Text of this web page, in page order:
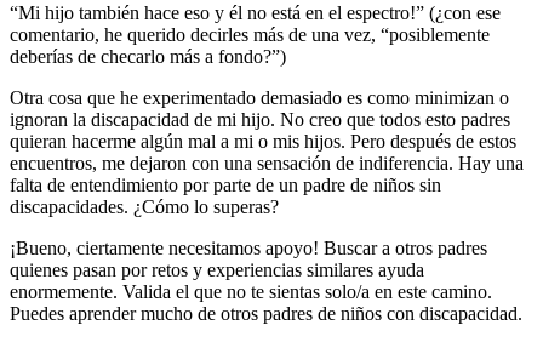
“Mi hijo también hace eso y él no está en el espectro!” (¿con ese
comentario, he querido decirles más de una vez, “posiblemente
deberías de checarlo más a fondo?”)
Otra cosa que he experimentado demasiado es como minimizan o
ignoran la discapacidad de mi hijo. No creo que todos esto padres
quieran hacerme algún mal a mi o mis hijos. Pero después de estos
encuentros, me dejaron con una sensación de indiferencia. Hay una
falta de entendimiento por parte de un padre de niños sin
discapacidades. ¿Cómo lo superas?
¡Bueno, ciertamente necesitamos apoyo! Buscar a otros padres
quienes pasan por retos y experiencias similares ayuda
enormemente. Valida el que no te sientas solo/a en este camino.
Puedes aprender mucho de otros padres de niños con discapacidad.